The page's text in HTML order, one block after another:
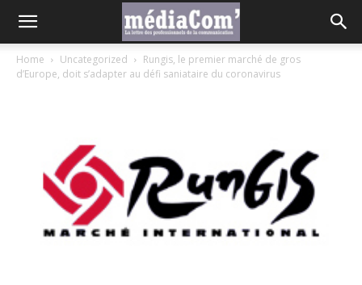
Home Uncategorized
Rungis, le premier marché de gros
d’Europe, doit s’adapter au défi saniataire du coronavirus